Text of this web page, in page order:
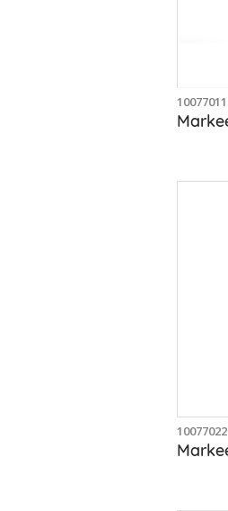
10077011
10077022